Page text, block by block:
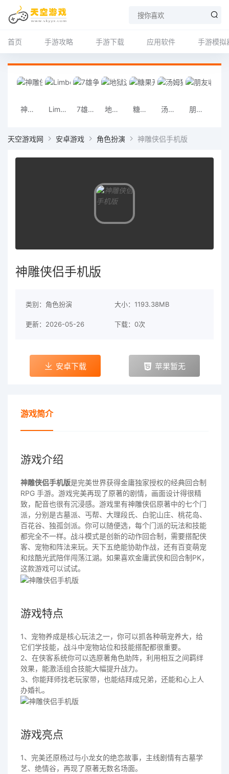
首页 手游攻略 手游下载 应用软件 手游模拟
神雕侠侣手机版 Limbo虚拟机安卓版app 7雄争霸手机版 地狱边境安卓版 糖果开心传奇官方版 汤姆猫跑酷无限金币钻石版最新版 朋友收集梦想生活
天空游戏网 安卓游戏 角色扮演 神雕侠侣手机版
神雕侠侣手机版
类别：角色扮演 大小：1193.38MB
更新：2026-05-26 下载：0次
安卓下载 苹果暂无
游戏简介
游戏介绍
神雕侠侣手机版是完美世界获得金庸独家授权的经典回合制
RPG 手游。游戏完美再现了原著的剧情，画面设计得很精
致，配音也很有沉浸感。游戏里有神雕侠侣原著中的七个门
派，分别是古墓派、丐帮、大理段氏、白驼山庄、桃花岛、
百花谷、独孤剑派。你可以随便选，每个门派的玩法和技能
都完全不一样。战斗模式是创新的动作回合制，需要搭配侠
客、宠物和阵法来玩。天下五绝能协助作战，还有百变萌宠
和炫酷光武陪伴闯荡江湖。如果喜欢金庸武侠和回合制PK，
这款游戏可以试试。
游戏特点
1、宠物养成是核心玩法之一，你可以抓各种萌宠养大，给
它们学技能，战斗中宠物站位和技能搭配都很重要。
2、在侠客系统你可以选原著角色助阵，利用相互之间羁绊
效果，能激活组合技能大幅提升战力。
3、你能拜师找老玩家带，也能结拜成兄弟，还能和心上人
办婚礼。
游戏亮点
1、完美还原杨过与小龙女的绝恋故事，主线剧情有古墓学
艺、绝情谷，再现了原著无数名场面。